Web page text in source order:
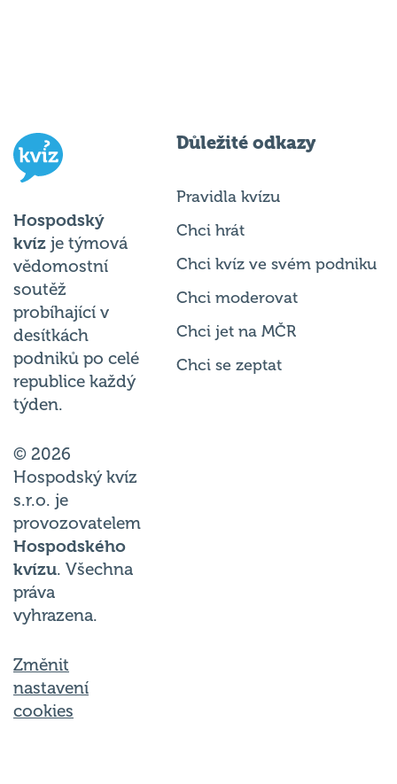
Hospodský
kvíz je týmová
vědomostní
soutěž
probíhající v
desítkách
podniků po celé
republice každý
týden.
© 2026
Hospodský kvíz
s.r.o. je
provozovatelem
Hospodského
kvízu. Všechna
práva
vyhrazena.
Změnit
nastavení
cookies
Důležité odkazy
Pravidla kvízu
Chci hrát
Chci kvíz ve svém podniku
Chci moderovat
Chci jet na MČR
Chci se zeptat